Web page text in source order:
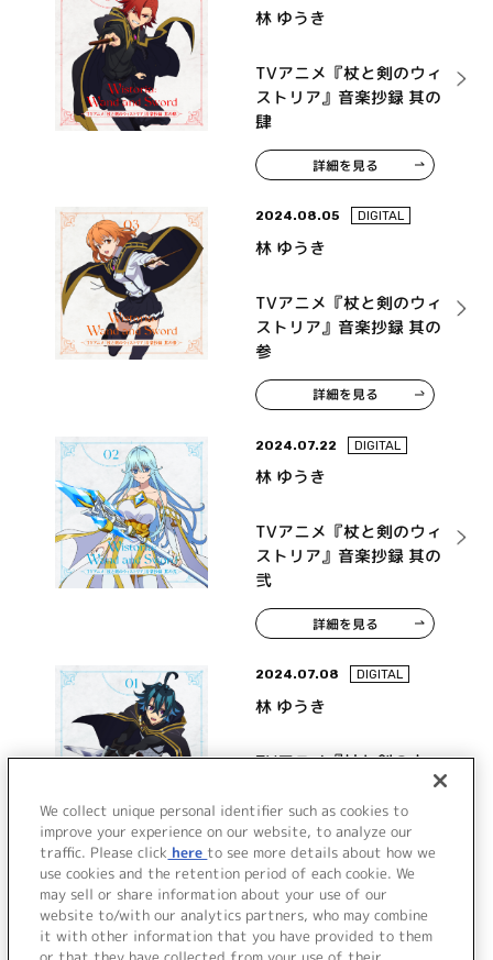
林 ゆうき
TVアニメ『杖と剣のウィ
ストリア』音楽抄録 其の
肆
詳細を見る
2024.08.05 DIGITAL
林 ゆうき
TVアニメ『杖と剣のウィ
ストリア』音楽抄録 其の
参
詳細を見る
2024.07.22 DIGITAL
林 ゆうき
TVアニメ『杖と剣のウィ
ストリア』音楽抄録 其の
弐
詳細を見る
2024.07.08 DIGITAL
林 ゆうき
TVアニメ『杖と剣のウィ
ストリア』音楽抄録 其の
壱
詳細を見る
We collect unique personal identifier such as cookies to
improve your experience on our website, to analyze our
traffic. Please click here to see more details about how we
use cookies and the retention period of each cookie. We
may sell or share information about your use of our
website to/with our analytics partners, who may combine
it with other information that you have provided to them